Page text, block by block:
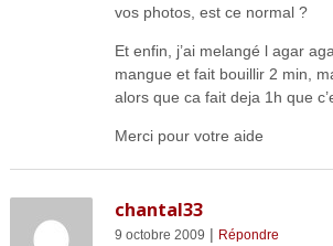
vos photos, est ce normal ?
Et enfin, j’ai melangé l agar
mangue et fait bouillir 2 min,
alors que ca fait deja 1h que
Merci pour votre aide
chantal33
9 octobre 2009 | Répondre